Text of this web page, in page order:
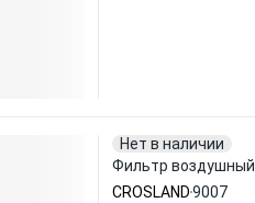
Нет в наличии
Фильтр воздушный
CROSLAND9007